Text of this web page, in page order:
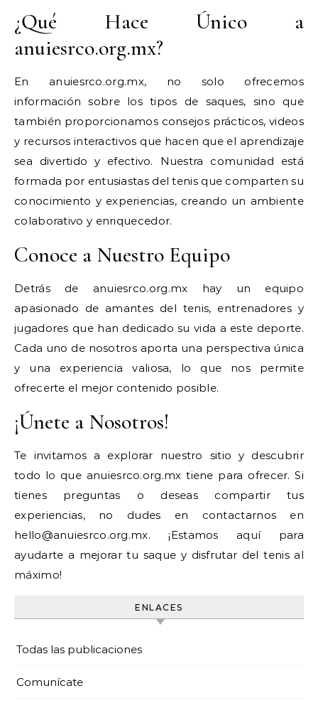
¿Qué Hace Único a
anuiesrco.org.mx?
En anuiesrco.org.mx, no solo ofrecemos
información sobre los tipos de saques, sino que
también proporcionamos consejos prácticos, videos
y recursos interactivos que hacen que el aprendizaje
sea divertido y efectivo. Nuestra comunidad está
formada por entusiastas del tenis que comparten su
conocimiento y experiencias, creando un ambiente
colaborativo y enriquecedor.
Conoce a Nuestro Equipo
Detrás de anuiesrco.org.mx hay un equipo
apasionado de amantes del tenis, entrenadores y
jugadores que han dedicado su vida a este deporte.
Cada uno de nosotros aporta una perspectiva única
y una experiencia valiosa, lo que nos permite
ofrecerte el mejor contenido posible.
¡Únete a Nosotros!
Te invitamos a explorar nuestro sitio y descubrir
todo lo que anuiesrco.org.mx tiene para ofrecer. Si
tienes preguntas o deseas compartir tus
experiencias, no dudes en contactarnos en
hello@anuiesrco.org.mx. ¡Estamos aquí para
ayudarte a mejorar tu saque y disfrutar del tenis al
máximo!
ENLACES
Todas las publicaciones
Comunícate